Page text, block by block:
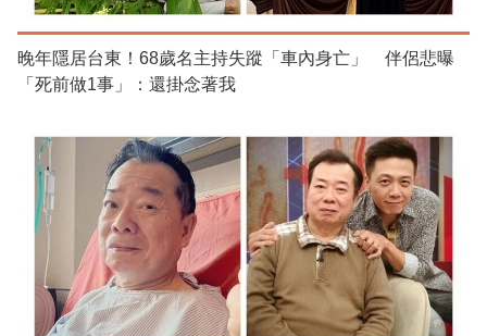
晚年隱居台東！68歲名主持失蹤「車內身亡」 伴侶悲曝
「死前做1事」：還掛念著我